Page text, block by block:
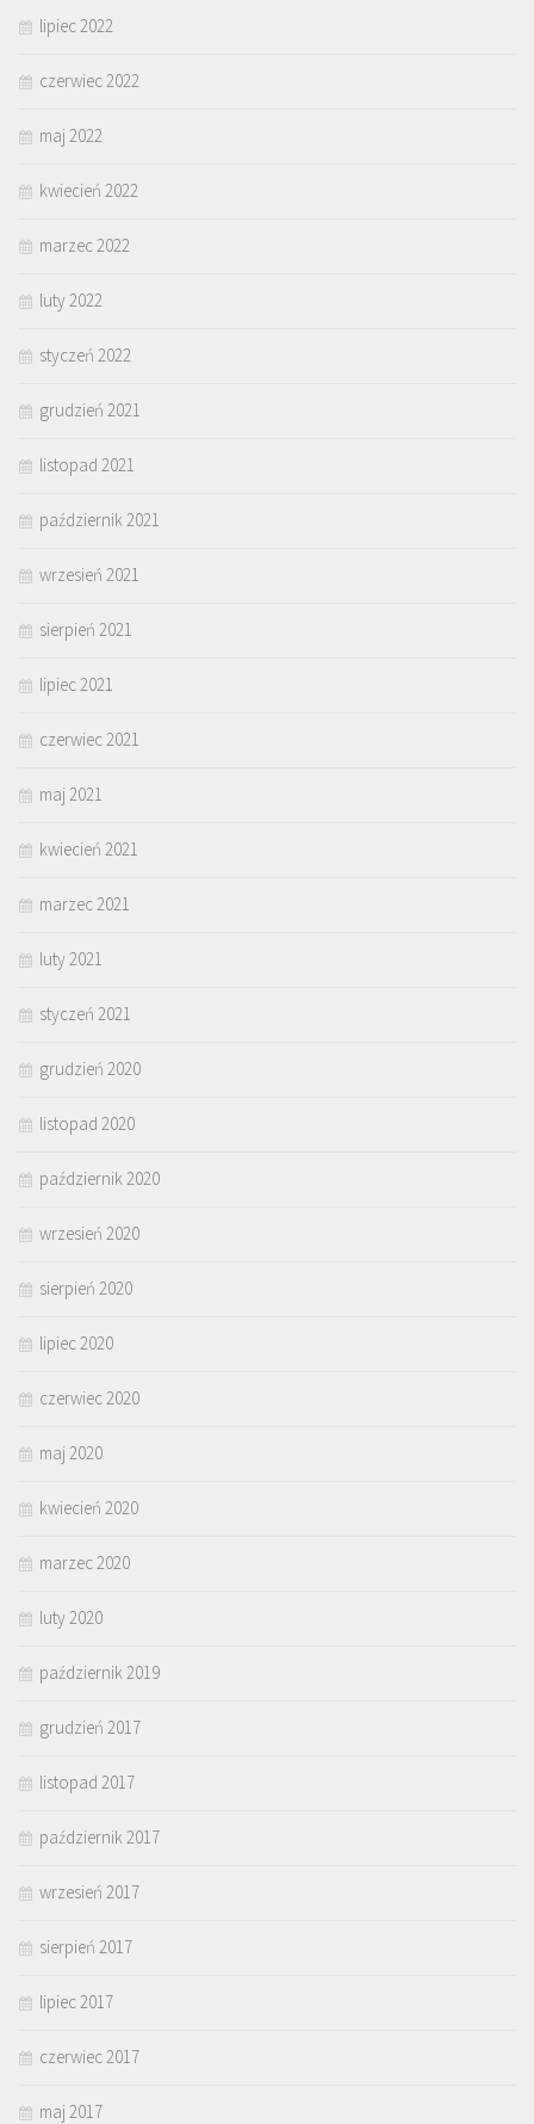
lipiec 2022
czerwiec 2022
maj 2022
kwiecień 2022
marzec 2022
luty 2022
styczeń 2022
grudzień 2021
listopad 2021
październik 2021
wrzesień 2021
sierpień 2021
lipiec 2021
czerwiec 2021
maj 2021
kwiecień 2021
marzec 2021
luty 2021
styczeń 2021
grudzień 2020
listopad 2020
październik 2020
wrzesień 2020
sierpień 2020
lipiec 2020
czerwiec 2020
maj 2020
kwiecień 2020
marzec 2020
luty 2020
październik 2019
grudzień 2017
listopad 2017
październik 2017
wrzesień 2017
sierpień 2017
lipiec 2017
czerwiec 2017
maj 2017